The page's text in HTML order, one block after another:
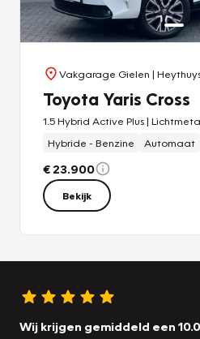
Vakgarage Gielen |
Toyota Yaris Cross
Hybride - Benzine
Automaat
€ 23.900
Bekijk
Wij krijgen gemiddeld een 10.0